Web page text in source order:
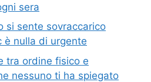
sera
si sente sovraccarico
è nulla di urgente
tra ordine fisico e
nessuno ti ha spiegato